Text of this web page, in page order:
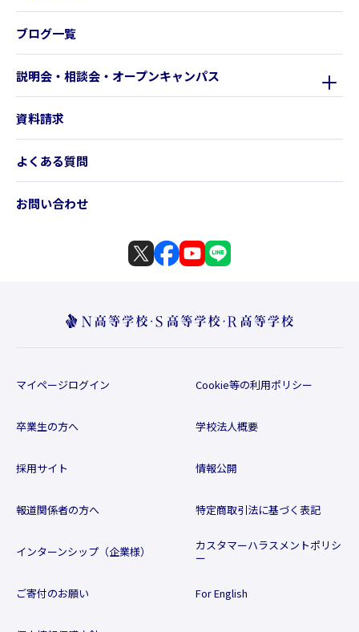
ブログ一覧
説明会・相談会・オープンキャンパス
資料請求
よくある質問
お問い合わせ
マイページログイン
卒業生の方へ
採用サイト
報道関係者の方へ
インターンシップ（企業様）
ご寄付のお願い
Cookie等の利用ポリシー
学校法人概要
情報公開
特定商取引法に基づく表記
カスタマーハラスメントポリシ
ー
For English